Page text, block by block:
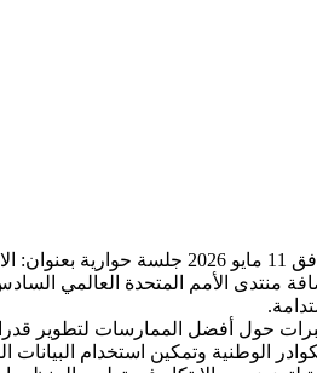
تنظم الهيئة العامة للإحصاء يوم
حول أفضل الممارسات لتطوير
الوطنية وتمكين استخدام